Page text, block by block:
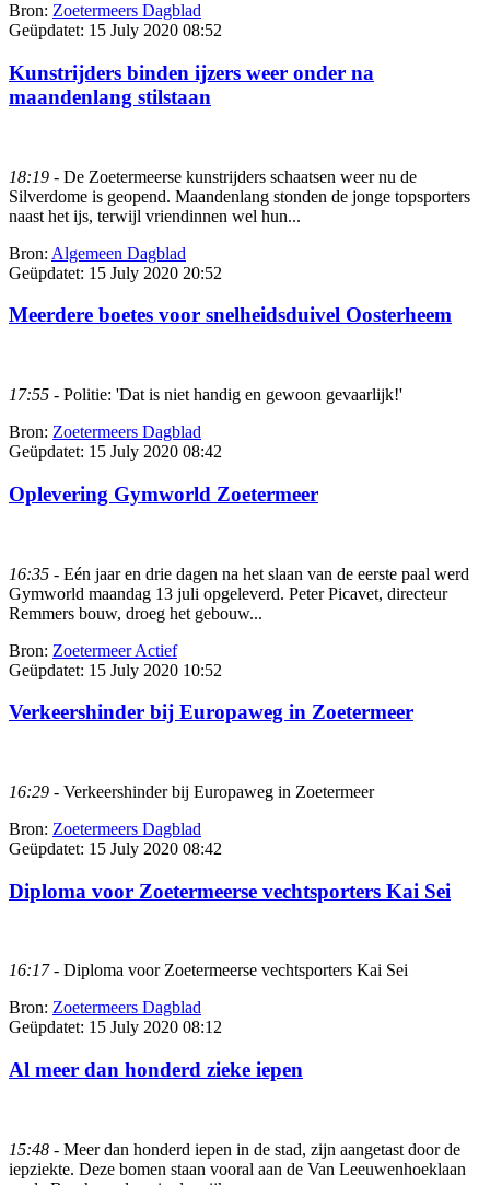
Bron: Zoetermeers Dagblad
Geüpdatet: 15 July 2020 08:52
Kunstrijders binden ijzers weer onder na
maandenlang stilstaan
18:19 - De Zoetermeerse kunstrijders schaatsen weer nu de
Silverdome is geopend. Maandenlang stonden de jonge topsporters
naast het ijs, terwijl vriendinnen wel hun...
Bron: Algemeen Dagblad
Geüpdatet: 15 July 2020 20:52
Meerdere boetes voor snelheidsduivel Oosterheem
17:55 - Politie: 'Dat is niet handig en gewoon gevaarlijk!'
Bron: Zoetermeers Dagblad
Geüpdatet: 15 July 2020 08:42
Oplevering Gymworld Zoetermeer
16:35 - Eén jaar en drie dagen na het slaan van de eerste paal werd
Gymworld maandag 13 juli opgeleverd. Peter Picavet, directeur
Remmers bouw, droeg het gebouw...
Bron: Zoetermeer Actief
Geüpdatet: 15 July 2020 10:52
Verkeershinder bij Europaweg in Zoetermeer
16:29 - Verkeershinder bij Europaweg in Zoetermeer
Bron: Zoetermeers Dagblad
Geüpdatet: 15 July 2020 08:42
Diploma voor Zoetermeerse vechtsporters Kai Sei
16:17- Diploma voor Zoetermeerse vechtsporters Kai Sei
Bron: Zoetermeers Dagblad
Geüpdatet: 15 July 2020 08:12
Al meer dan honderd zieke iepen
15:48 - Meer dan honderd iepen in de stad, zijn aangetast door de
iepziekte. Deze bomen staan vooral aan de Van Leeuwenhoeklaan